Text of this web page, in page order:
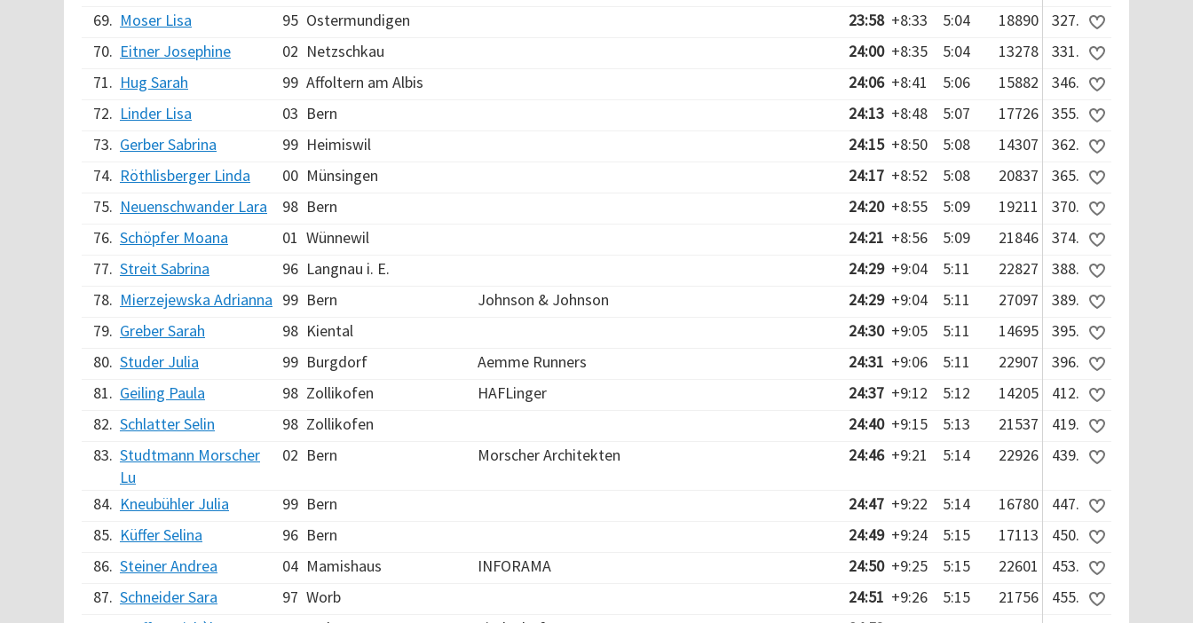
69. Moser Lisa 95 Ostermundigen 23:58 +8:33 5:04 18890
327.
70. Eitner Josephine 02 Netzschkau 24:00 +8:35 5:04 13278
331.
71. Hug Sarah 99 Affoltern am Albis 24:06 +8:41 5:06 15882
346.
72. Linder Lisa 03 Bern 24:13 +8:48 5:07 17726
355.
73. Gerber Sabrina 99 Heimiswil 24:15 +8:50 5:08 14307
362.
74. Röthlisberger Linda 00 Münsingen 24:17 +8:52 5:08 20837
365.
75. Neuenschwander Lara 98 Bern 24:20 +8:55 5:09 19211
370.
76. Schöpfer Moana 01 Wünnewil 24:21 +8:56 5:09 21846
374.
77. Streit Sabrina 96 Langnau i. E. 24:29 +9:04 5:11 22827
388.
78. Mierzejewska Adrianna 99 Bern Johnson & Johnson 24:29 +9:04 5:11 27097
389.
79. Greber Sarah 98 Kiental 24:30 +9:05 5:11 14695
395.
80. Studer Julia 99 Burgdorf Aemme Runners 24:31 +9:06 5:11 22907
396.
81. Geiling Paula 98 Zollikofen HAFLinger 24:37 +9:12 5:12 14205
412.
82. Schlatter Selin 98 Zollikofen 24:40 +9:15 5:13 21537
419.
83. Studtmann Morscher
Lu
02 Bern Morscher Architekten 24:46 +9:21 5:14 22926 439.
84. Kneubühler Julia 99 Bern 24:47 +9:22 5:14 16780
447.
85. Küffer Selina 96 Bern 24:49 +9:24 5:15 17113
450.
86. Steiner Andrea 04 Mamishaus INFORAMA 24:50 +9:25 5:15 22601
453.
87. Schneider Sara 97 Worb 24:51 +9:26 5:15 21756
455.